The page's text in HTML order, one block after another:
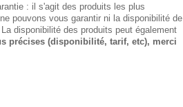
: il s'agit des produits les plus
pouvons vous garantir ni la disponibilité de
disponibilité des produits peut également
précises (disponibilité, tarif, etc), merci